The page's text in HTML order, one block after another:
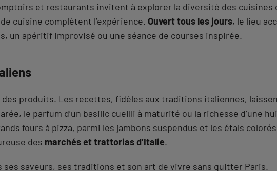
et restaurants invitent à explorer la diversité des cuisines
cuisine complètent l’expérience. Ouvert tous les jours, le lieu
un apéritif improvisé ou une séance de courses inspirée.
produits. Les recettes, fidèles aux traditions italiennes,
le parfum d’un basilic cueilli à maturité ou la richesse d’une
fours à pizza, parmi les jambons suspendus et les étals
des marchés et trattorias d’Italie.
ses saveurs, ses traditions et son art de vivre sans quitter Paris.